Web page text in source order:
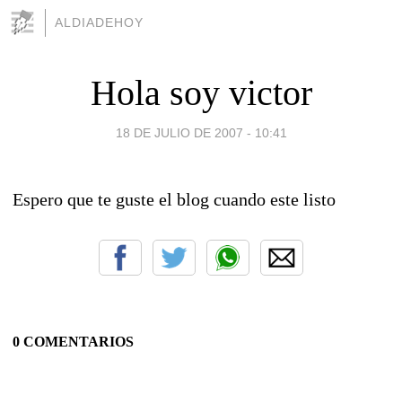
ALDIADEHOY
Hola soy victor
18 DE JULIO DE 2007 - 10:41
Espero que te guste el blog cuando este listo
0 COMENTARIOS